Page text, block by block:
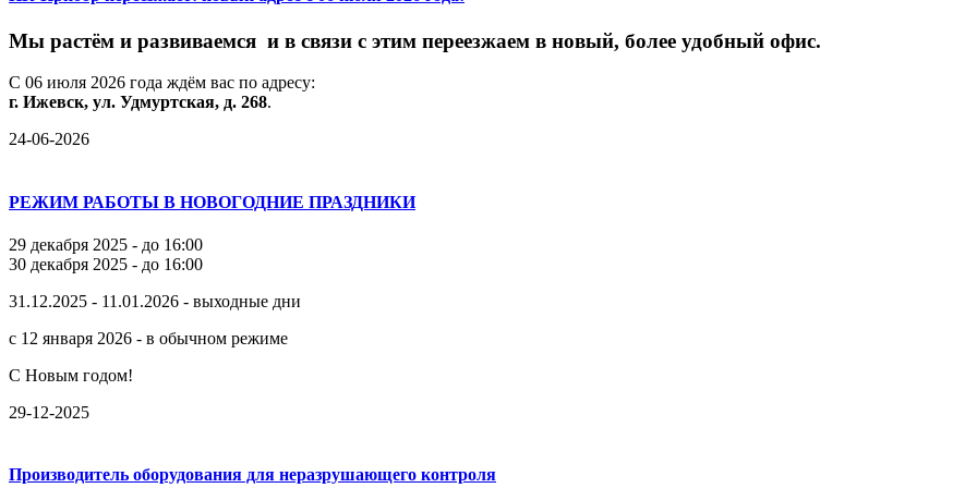
Мы растём и развиваемся и в связи с этим переезжаем в новый, более удобный офис.
С 06 июля 2026 года ждём вас по адресу:
г. Ижевск, ул. Удмуртская, д. 268.
24-06-2026
РЕЖИМ РАБОТЫ В НОВОГОДНИЕ ПРАЗДНИКИ
29 декабря 2025 - до 16:00
30 декабря 2025 - до 16:00
31.12.2025 - 11.01.2026 - выходные дни
с 12 января 2026 - в обычном режиме
С Новым годом!
29-12-2025
Производитель оборудования для неразрушающего контроля